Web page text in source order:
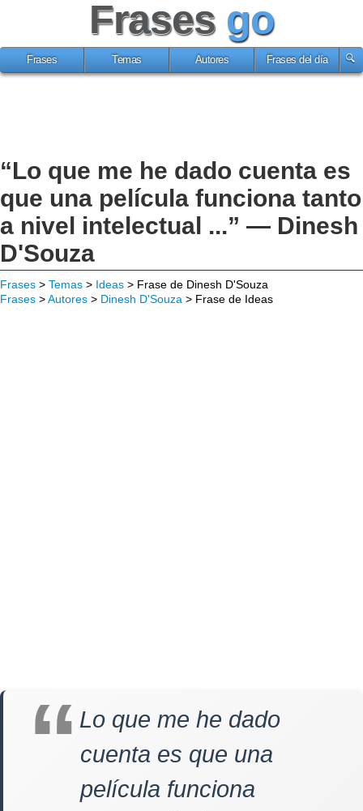
Frases go
Frases Temas Autores Frases del día
“Lo que me he dado cuenta es
que una película funciona tanto
a nivel intelectual ...” — Dinesh
D'Souza
Frases > Temas > Ideas > Frase de Dinesh D'Souza
Frases >Autores > Dinesh D'Souza > Frase de Ideas
Lo que me he dado
cuenta es que una
película funciona